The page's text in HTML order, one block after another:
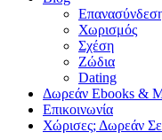
Χωρισμός
Σχέση
Ζώδια
Dating
Δωρεάν Ebooks &
Επικοινωνία
Χώρισες; Δωρεάν